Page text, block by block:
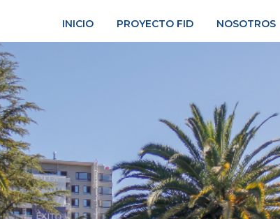
INICIO PROYECTO FID NOSOTROS